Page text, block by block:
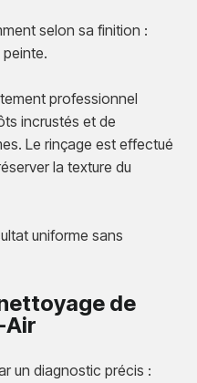
selon sa finition :
professionnel
incrustés et de
Le rinçage est effectué
la texture du
uniforme sans
de
Air
un diagnostic précis :